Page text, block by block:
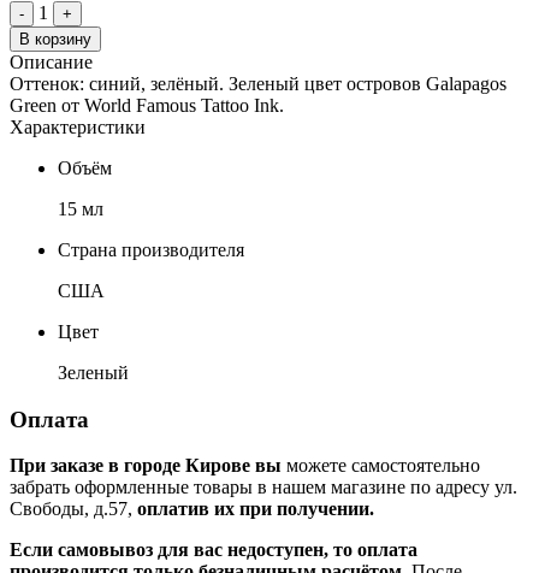
- 1
+
В корзину
Описание
Оттенок: синий, зелёный. Зеленый цвет островов Galapagos
Green от World Famous Tattoo Ink.
Характеристики
Объём
15 мл
Страна производителя
США
Цвет
Зеленый
Оплата
При заказе в городе Кирове вы можете самостоятельно
забрать оформленные товары в нашем магазине по адресу ул.
Свободы, д.57, оплатив их при получении.
Если самовывоз для вас недоступен, то оплата